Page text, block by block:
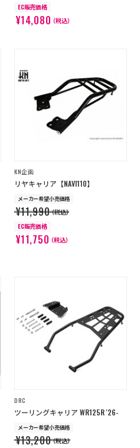
EC販売価格
¥14,080（税込）
KN企画
リヤキャリア【NAVI110】
メーカー希望小売価格
¥11,990（税込）
EC販売価格
¥11,750（税込）
DRC
ツーリングキャリア WR125R '26-
メーカー希望小売価格
¥13,200（税込）